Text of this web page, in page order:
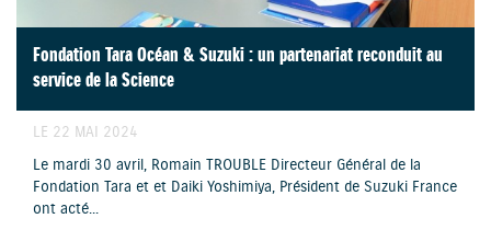
Fondation Tara Océan & Suzuki : un partenariat reconduit au
service de la Science
LE 22 MAI 2024
Le mardi 30 avril, Romain TROUBLE Directeur Général de la
Fondation Tara et et Daiki Yoshimiya, Président de Suzuki France
ont acté...